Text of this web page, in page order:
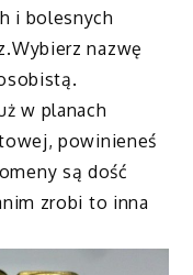
i bolesnych
nazwę
w planach
powinieneś
są dość
zrobi to inna